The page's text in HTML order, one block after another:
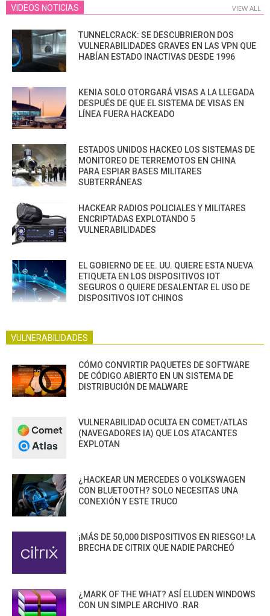
VIDEOS NOTICIAS VIEW ALL
TUNNELCRACK: SE DESCUBRIERON DOS
VULNERABILIDADES GRAVES EN LAS VPN QUE
HABÍAN ESTADO INACTIVAS DESDE 1996
KENIA SOLO OTORGARÁ VISAS A LA LLEGADA
DESPUÉS DE QUE EL SISTEMA DE VISAS EN
LÍNEA FUERA HACKEADO
ESTADOS UNIDOS HACKEO LOS SISTEMAS DE
MONITOREO DE TERREMOTOS EN CHINA
PARA ESPIAR BASES MILITARES
SUBTERRÁNEAS
HACKEAR RADIOS POLICIALES Y MILITARES
ENCRIPTADAS EXPLOTANDO 5
VULNERABILIDADES
EL GOBIERNO DE EE. UU. QUIERE ESTA NUEVA
ETIQUETA EN LOS DISPOSITIVOS IOT
SEGUROS O QUIERE DESALENTAR EL USO DE
DISPOSITIVOS IOT CHINOS
VULNERABILIDADES
CÓMO CONVIRTIR PAQUETES DE SOFTWARE
DE CÓDIGO ABIERTO EN UN SISTEMA DE
DISTRIBUCIÓN DE MALWARE
VULNERABILIDAD OCULTA EN COMET/ATLAS
(NAVEGADORES IA) QUE LOS ATACANTES
EXPLOTAN
¿HACKEAR UN MERCEDES O VOLKSWAGEN
CON BLUETOOTH? SOLO NECESITAS UNA
CONEXIÓN Y ESTE TRUCO
¡MÁS DE 50,000 DISPOSITIVOS EN RIESGO! LA
BRECHA DE CITRIX QUE NADIE PARCHEÓ
¿MARK OF THE WHAT? ASÍ ELUDEN WINDOWS
CON UN SIMPLE ARCHIVO .RAR